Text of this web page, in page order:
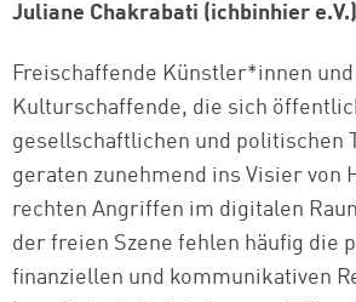
Juliane Chakrabati (ichbinhier e.V.)
Freischaffende Künstler*innen und
Kulturschaffende, die sich
gesellschaftlichen und politischen
geraten zunehmend ins Visier von
rechten Angriffen im digitalen
der freien Szene fehlen häufig die
finanziellen und kommunikativen